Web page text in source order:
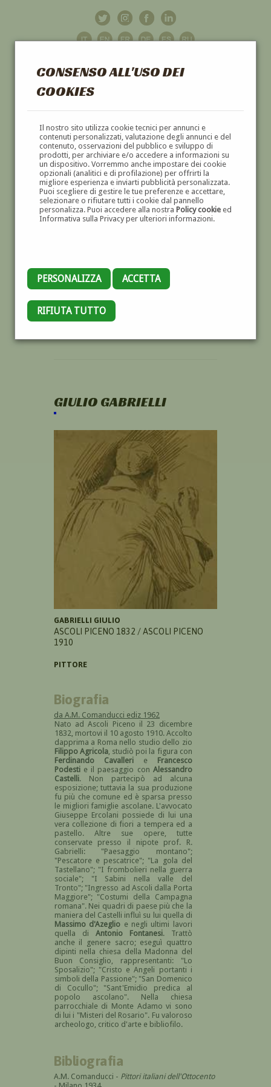
CONSENSO ALL'USO DEI
COOKIES
Il nostro sito utilizza cookie tecnici per annunci e
contenuti personalizzati, valutazione degli annunci e del
contenuto, osservazioni del pubblico e sviluppo di
prodotti, per archiviare e/o accedere a informazioni su
un dispositivo. Vorremmo anche impostare dei cookie
opzionali (analitici e di profilazione) per offrirti la
migliore esperienza e inviarti pubblicità personalizzata.
Puoi scegliere di gestire le tue preferenze e accettare,
selezionare o rifiutare tutti i cookie dal pannello
personalizza. Puoi accedere alla nostra Policy cookieed
Informativa sulla Privacy per ulteriori informazioni.
PERSONALIZZA ACCETTA
RIFIUTA TUTTO
GALLERIAD'ARTE
DIPINTI E SCULTURE '800 E '900
GIULIO GABRIELLI
GABRIELLI GIULIO
ASCOLI PICENO 1832 / ASCOLI PICENO
1910
PITTORE
Biografia
da A.M. Comanducci ediz 1962
Nato ad Ascoli Piceno il 23 dicembre
1832, mortovi il 10 agosto 1910. Accolto
dapprima a Roma nello studio dello zio
Filippo Agricola, studiò poi la figura con
Ferdinando Cavallerie Francesco
Podestie il paesaggio con Alessandro
Castelli. Non partecipò ad alcuna
esposizione; tuttavia la sua produzione
fu più che comune ed è sparsa presso
le migliori famiglie ascolane. L'avvocato
Giuseppe Ercolani possiede di lui una
vera collezione di fiori a tempera ed a
pastello. Altre sue opere, tutte
conservate presso il nipote prof. R.
Gabrielli: "Paesaggio montano";
"Pescatore e pescatrice"; "La gola del
Tastellano"; "I frombolieri nella guerra
sociale"; "I Sabini nella valle del
Tronto"; "Ingresso ad Ascoli dalla Porta
Maggiore"; "Costumi della Campagna
romana". Nei quadri di paese più che la
maniera del Castelli influì su lui quella di
Massimo d'Azeglio e negli ultimi lavori
quella di Antonio Fontanesi. Trattò
anche il genere sacro; eseguì quattro
dipinti nella chiesa della Madonna del
Buon Consiglio, rappresentanti: "Lo
Sposalizio"; "Cristo e Angeli portanti i
simboli della Passione"; "San Domenico
di Cocullo"; "Sant'Emidio predica al
popolo ascolano". Nella chiesa
parrocchiale di Monte Adamo vi sono
di lui i "Misteri del Rosario". Fu valoroso
archeologo, critico d'arte e bibliofilo.
Bibliografia
A.M. Comanducci - Pittori italiani dell'Ottocento